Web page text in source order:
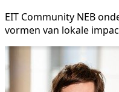
EIT Community NEB
vormen van lokale